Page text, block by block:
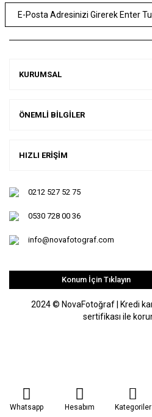
KURUMSAL
ÖNEMLİ BİLGİLER
HIZLI ERİŞİM
0212 527 52 75
0530 728 00 36
info@novafotograf.com
Konum İçin Tıklayın
2024 © NovaFotoğraf | Kredi
sertifikası ile
Whatsapp Hesabım Kategoriler
ideasoft